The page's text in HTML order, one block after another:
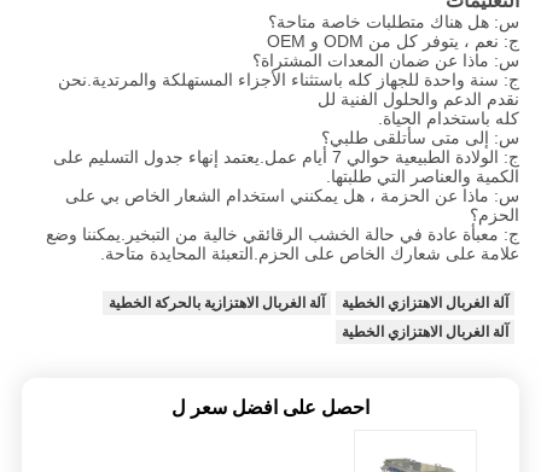
س: هل هناك متطلبات خاصة متاحة؟
ج: نعم ، يتوفر كل من ODM و OEM
س: ماذا عن ضمان المعدات المشتراة؟
ج: سنة واحدة للجهاز كله باستثناء الأجزاء المستهلكة والمرتدية.نحن
نقدم الدعم والحلول الفنية لل
كله باستخدام الحياة.
س: إلى متى سأتلقى طلبي؟
ج: الولادة الطبيعية حوالي 7 أيام عمل.يعتمد إنهاء جدول التسليم على
الكمية والعناصر التي طلبتها.
س: ماذا عن الحزمة ، هل يمكنني استخدام الشعار الخاص بي على
الحزم؟
ج: معبأة عادة في حالة الخشب الرقائقي خالية من التبخير.يمكننا وضع
علامة على شعارك الخاص على الحزم.التعبئة المحايدة متاحة.
آلة الغربال الاهتزازي الخطية
آلة الغربال الاهتزازية بالحركة الخطية
آلة الغربال الاهتزازي الخطية
احصل على افضل سعر ل